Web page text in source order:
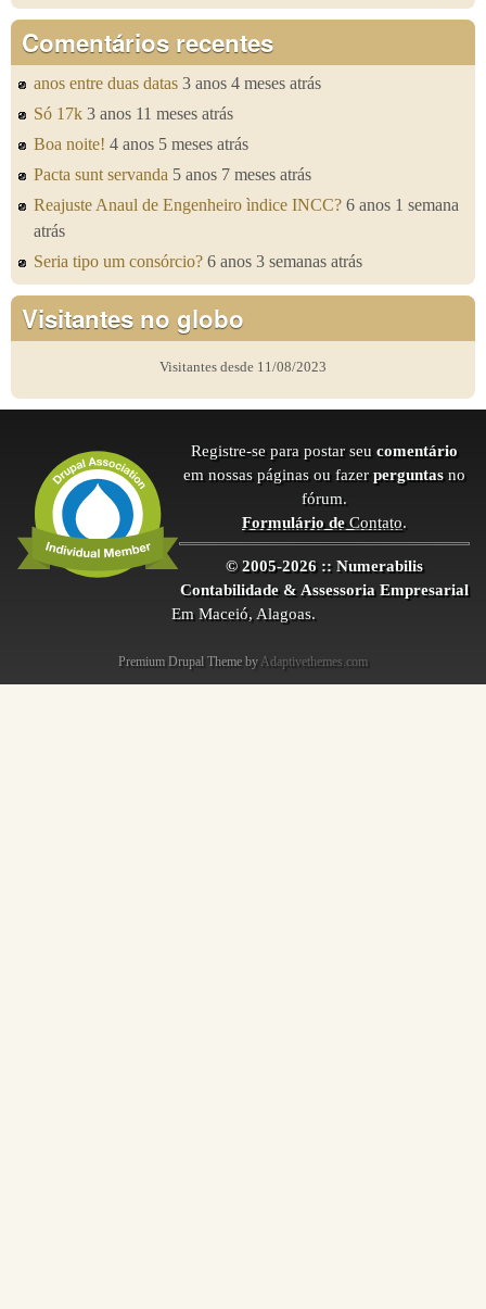
Comentários recentes
anos entre duas datas 3 anos 4 meses atrás
Só 17k 3 anos 11 meses atrás
Boa noite! 4 anos 5 meses atrás
Pacta sunt servanda 5 anos 7 meses atrás
Reajuste Anaul de Engenheiro ìndice INCC? 6 anos 1 semana
atrás
Seria tipo um consórcio? 6 anos 3 semanas atrás
Visitantes no globo
Visitantes desde 11/08/2023
Registre-se para postar seu comentário
em nossas páginas ou fazer perguntas no
fórum.
Formulário deContato.
© 2005-2026 :: Numerabilis
Contabilidade & Assessoria Empresarial
Em Maceió, Alagoas.
Premium Drupal Theme by Adaptivethemes.com